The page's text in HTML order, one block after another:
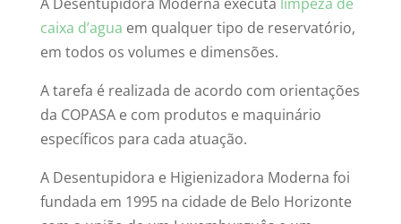
caixa d’agua em qualquer tipo de reservatório,
em todos os volumes e dimensões.
A tarefa é realizada de acordo com orientações
da COPASA e com produtos e maquinário
específicos para cada atuação.
A Desentupidora e Higienizadora Moderna foi
fundada em 1995 na cidade de Belo Horizonte